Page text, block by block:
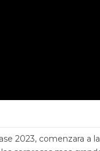
2023, comenzara a